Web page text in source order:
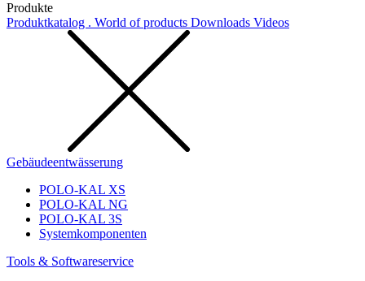
Produkte
Produktkatalog . World of products Downloads Videos
Gebäudeentwässerung
POLO-KAL XS
POLO-KAL NG
POLO-KAL 3S
Systemkomponenten
Tools & Softwareservice